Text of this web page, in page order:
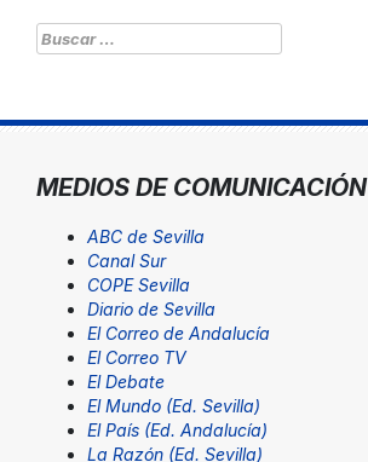
Buscar:
MEDIOS DE COMUNICACIÓN
ABC de Sevilla
Canal Sur
COPE Sevilla
Diario de Sevilla
El Correo de Andalucía
El Correo TV
El Debate
El Mundo (Ed. Sevilla)
El País (Ed. Andalucía)
La Razón (Ed. Sevilla)